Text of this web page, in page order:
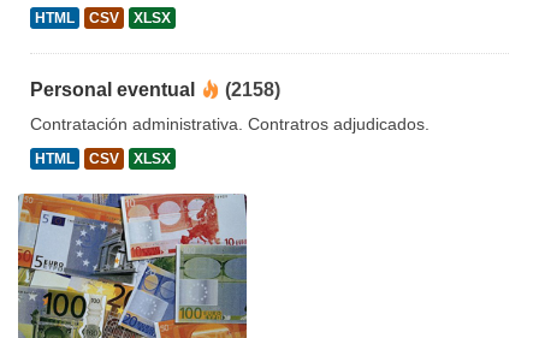
HTML CSV XLSX
Personal eventual (2158)
Contratación administrativa. Contratros adjudicados.
HTML CSV XLSX